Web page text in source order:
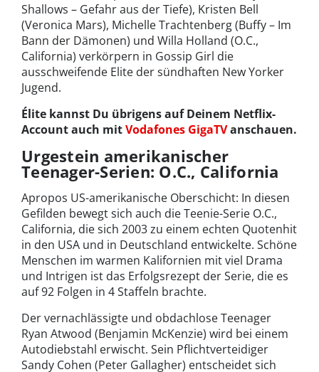
Shallows – Gefahr aus der Tiefe), Kristen Bell
(Veronica Mars), Michelle Trachtenberg (Buffy – Im
Bann der Dämonen) und Willa Holland (O.C.,
California) verkörpern in Gossip Girl die
ausschweifende Elite der sündhaften New Yorker
Jugend.
Élite kannst Du übrigens auf Deinem Netflix-
Account auch mitVodafones GigaTVanschauen.
Urgestein amerikanischer
Teenager-Serien: O.C., California
Apropos US-amerikanische Oberschicht: In diesen
Gefilden bewegt sich auch die Teenie-Serie O.C.,
California, die sich 2003 zu einem echten Quotenhit
in den USA und in Deutschland entwickelte. Schöne
Menschen im warmen Kalifornien mit viel Drama
und Intrigen ist das Erfolgsrezept der Serie, die es
auf 92 Folgen in 4 Staffeln brachte.
Der vernachlässigte und obdachlose Teenager
Ryan Atwood (Benjamin McKenzie) wird bei einem
Autodiebstahl erwischt. Sein Pflichtverteidiger
Sandy Cohen (Peter Gallagher) entscheidet sich